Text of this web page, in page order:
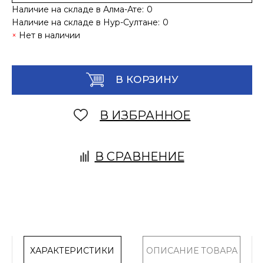
300 часов в экономичном режиме.
Наличие на складе в Алма-Ате: 0
Наличие на складе в Нур-Султане: 0
Нет в наличии
В КОРЗИНУ
В ИЗБРАННОЕ
В СРАВНЕНИЕ
ХАРАКТЕРИСТИКИ ОПИСАНИЕ ТОВАРА